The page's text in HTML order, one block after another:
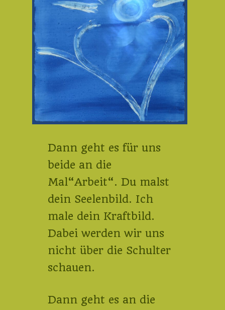
Dann geht es für uns
beide an die
Mal“Arbeit“. Du malst
dein Seelenbild. Ich
male dein Kraftbild.
Dabei werden wir uns
nicht über die Schulter
schauen.
Dann geht es an die